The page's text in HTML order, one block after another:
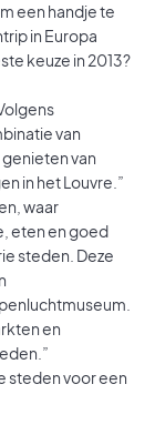
een handje te
in Europa
keuze in 2013?
van
van
in het Louvre.”
waar
eten en goed
steden. Deze
en
steden voor een